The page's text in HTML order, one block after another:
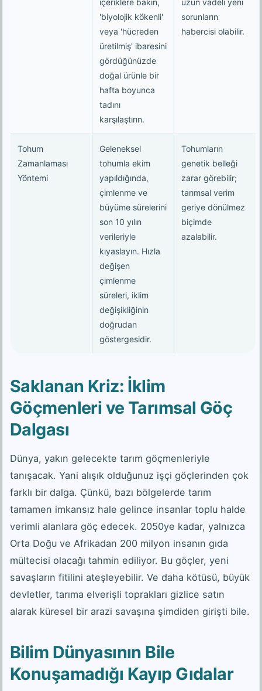
'biyolojik kökenli'
veya 'hücreden
üretilmiş' ibaresini
gördüğünüzde
doğal ürünle bir
hafta boyunca
tadını
karşılaştırın.
sorunların
habercisi olabilir.
Tohum
Zamanlaması
Yöntemi
Geleneksel
tohumla ekim
yapıldığında,
çimlenme ve
büyüme sürelerini
son 10 yılın
verileriyle
kıyaslayın. Hızla
değişen
çimlenme
süreleri, iklim
değişikliğinin
doğrudan
göstergesidir.
Tohumların
genetik belleği
zarar görebilir;
tarımsal verim
geriye dönülmez
biçimde
azalabilir.
Saklanan Kriz: İklim
Göçmenleri ve Tarımsal Göç
Dalgası
Dünya, yakın gelecekte tarım göçmenleriyle
tanışacak. Yani alışık olduğunuz işçi göçlerinden çok
farklı bir dalga. Çünkü, bazı bölgelerde tarım
tamamen imkansız hale gelince insanlar toplu halde
verimli alanlara göç edecek. 2050ye kadar, yalnızca
Orta Doğu ve Afrikadan 200 milyon insanın gıda
mültecisi olacağı tahmin ediliyor. Bu göçler, yeni
savaşların fitilini ateşleyebilir. Ve daha kötüsü, büyük
devletler, tarıma elverişli toprakları gizlice satın
alarak küresel bir arazi savaşına şimdiden girişti bile.
Bilim Dünyasının Bile
Konuşamadığı Kayıp Gıdalar